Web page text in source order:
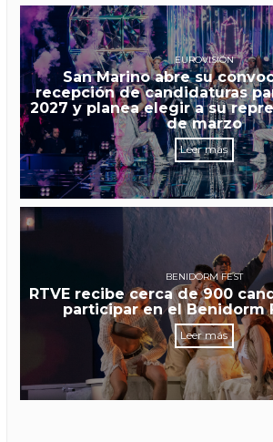
EUROVISIÓN
San Marino abre su
recepción de candidaturas
2027 y planea elegir a su
de marzo
Leer más
BENIDORM FEST
RTVE recibe cerca de 900
participar en el Benidorm
Leer más